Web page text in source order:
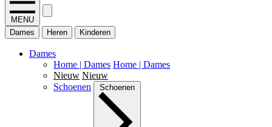
MENU
Dames
Heren Kinderen
Dames
Home | Dames Home | Dames
Nieuw Nieuw
Schoenen
Schoenen